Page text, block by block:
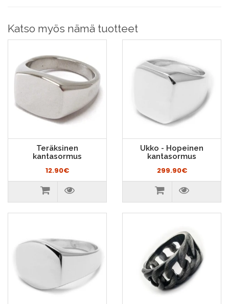
Katso myös nämä tuotteet
Teräksinen
kantasormus
12.90€
Ukko - Hopeinen
kantasormus
299.90€